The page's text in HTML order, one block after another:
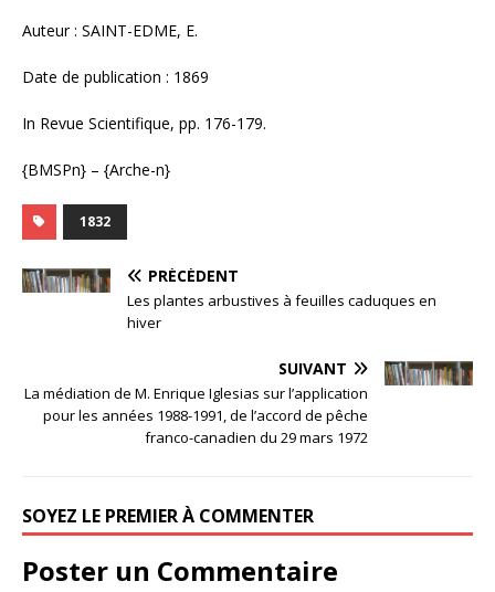
Auteur : SAINT-EDME, E.
Date de publication : 1869
In Revue Scientifique, pp. 176-179.
{BMSPn} – {Arche-n}
1832
PRÉCÉDENT
Les plantes arbustives à feuilles caduques en
hiver
SUIVANT
La médiation de M. Enrique Iglesias sur l’application
pour les années 1988-1991, de l’accord de pêche
franco-canadien du 29 mars 1972
SOYEZ LE PREMIER À COMMENTER
Poster un Commentaire